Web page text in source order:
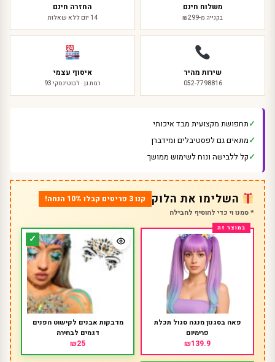
משלוח חינם
בקנייה מ-₪299
החזרה חינם
14 יום ללא שאלות
שירות מהיר
052-7798816
איסוף עצמי
רמת גן · ז'בוטינסקי 93
תחפושת מקצועית מבד איכותי
מתאים גם לפסטיבלים ומידברן
קל ללבישה ונוח לשימוש ממושך
השלימו את הלוק קנו 3 פריטים קבלו 10% הנחה!
* סמנו וי כדי להוסיף לחבילה
פאה בסגנון מנגה סגול תכלת
פרימיום
₪139.9
מדבקות אבנים לקישוט הפנים
דגמים לבחירה
₪25